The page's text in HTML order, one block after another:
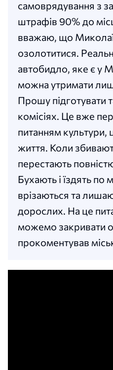
самоврядування з
штрафів 90% до
вважаю, що
озолотитися.
автобидло, яке є у
можна утримати
Прошу підготувати
комісіях. Це вже
питанням культури,
життя. Коли
перестають
Бухають і їздять по
врізаються та
дорослих. На це
можемо закривати
прокоментував